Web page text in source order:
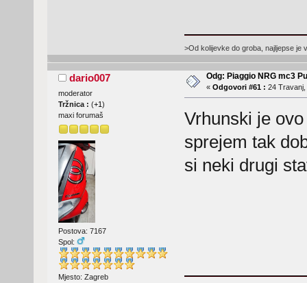
>Od kolijevke do groba, najljepse je
dario007
moderator
Tržnica : (+1)
maxi forumaš
Postova: 7167
Spol:
Mjesto: Zagreb
Odg: Piaggio NRG mc3
« Odgovori #61 : 24
Vrhunski je
sprejem tak
si neki drugi